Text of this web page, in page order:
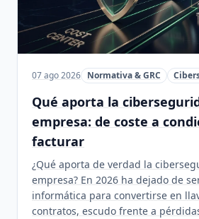
07 ago 2026 Normativa & GRC
Qué aporta la
empresa: de coste a
facturar
¿Qué aporta de verdad la
empresa? En 2026 ha dejado de
informática para convertirse en
contratos, escudo frente a